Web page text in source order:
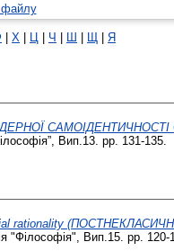
| Х | Ц | Ч | Ш | Щ | Я
САМОІДЕНТИЧНОСТІ
Вип.13. pp. 131-135.
rationality
"Філософія", Вип.15. pp. 120-